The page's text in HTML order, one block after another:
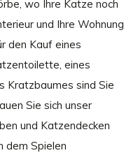
wo Ihre Katze noch
und Ihre Wohnung
den Kauf eines
eines
Kratzbaumes sind Sie
Sie sich unser
und Katzendecken
dem Spielen